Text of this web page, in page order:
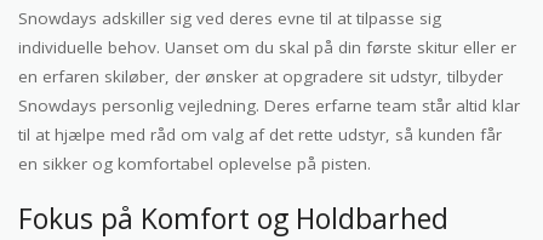
Snowdays adskiller sig ved deres evne til at tilpasse sig
individuelle behov. Uanset om du skal på din første skitur eller er
en erfaren skiløber, der ønsker at opgradere sit udstyr, tilbyder
Snowdays personlig vejledning. Deres erfarne team står altid klar
til at hjælpe med råd om valg af det rette udstyr, så kunden får
en sikker og komfortabel oplevelse på pisten.
Fokus på Komfort og Holdbarhed